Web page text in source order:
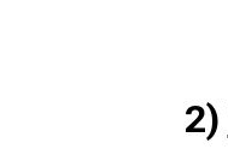
2)